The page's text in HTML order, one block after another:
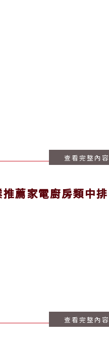
查看完整內容
薦家電廚房類中排
查看完整內容